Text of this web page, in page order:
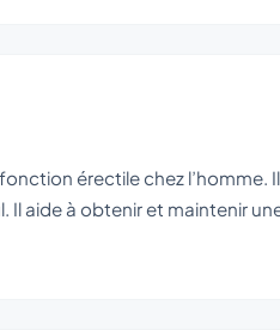
érectile chez l’homme. Il
Il aide à obtenir et maintenir